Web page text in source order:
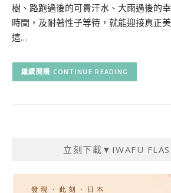
樹、路跑過後的可貴汗水、大雨過後的
時間，及耐著性子等待，就能迎接真正
這…
CONTINUE READING
立刻下載▼IWAFU